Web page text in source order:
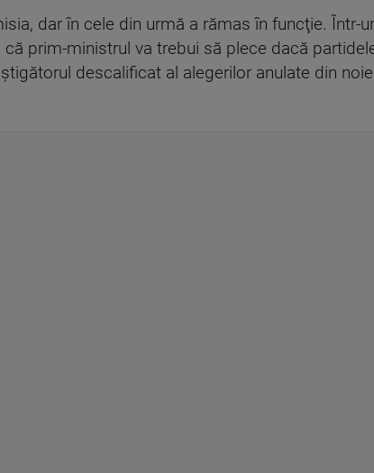
dar în cele din urmă a rămas în funcţie. Într-
că prim-ministrul va trebui să plece dacă
descalificat al alegerilor anulate din